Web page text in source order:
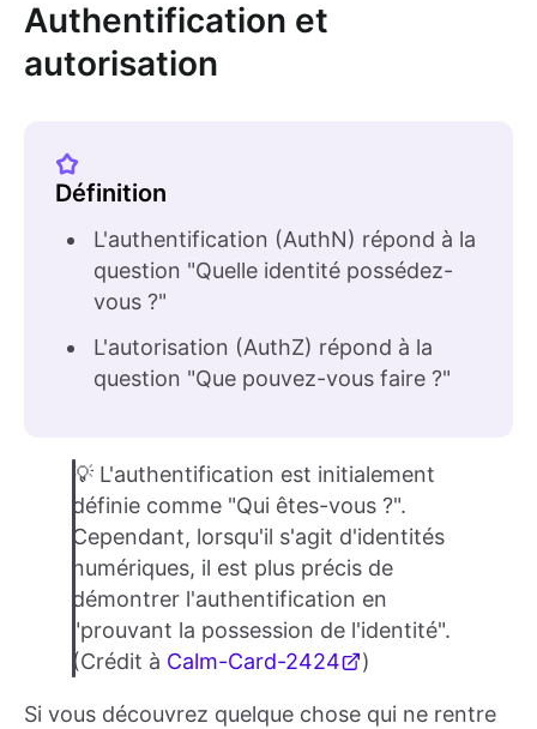
Authentification et
autorisation
Définition
L'authentification (AuthN) répond à la
question "Quelle identité possédez-
vous ?"
L'autorisation (AuthZ) répond à la
question "Que pouvez-vous faire ?"
💡 L'authentification est initialement
définie comme "Qui êtes-vous ?".
Cependant, lorsqu'il s'agit d'identités
numériques, il est plus précis de
démontrer l'authentification en
"prouvant la possession de l'identité".
(Crédit à Calm-Card-2424 )
Si vous découvrez quelque chose qui ne rentre